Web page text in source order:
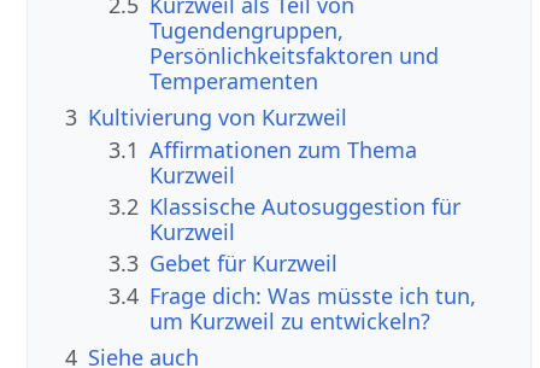
Tugendengruppen,
Persönlichkeitsfaktoren und
Temperamenten
3 Kultivierung von Kurzweil
3.1 Affirmationen zum Thema
Kurzweil
3.2 Klassische Autosuggestion für
Kurzweil
3.3 Gebet für Kurzweil
3.4 Frage dich: Was müsste ich tun,
um Kurzweil zu entwickeln?
4 Siehe auch